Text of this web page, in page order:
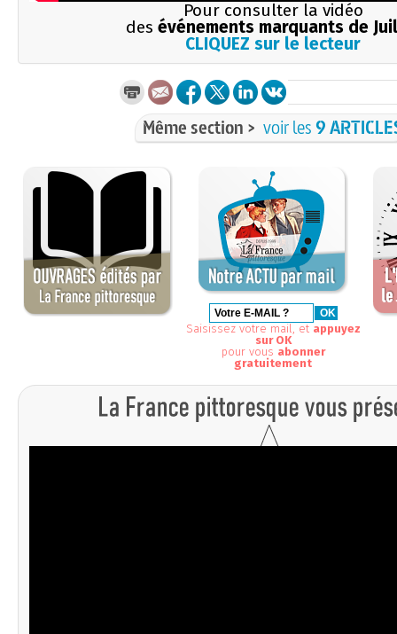
Pour consulter la vidéo
des événements marquants de
CLIQUEZ sur le lecteur
Même section > voir les9
Saisissez votre mail, et appuyez
sur OK
pour vous abonner
gratuitement